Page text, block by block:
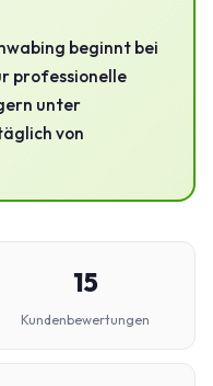
beginnt bei
professionelle
unter
von
15
Kundenbewertungen